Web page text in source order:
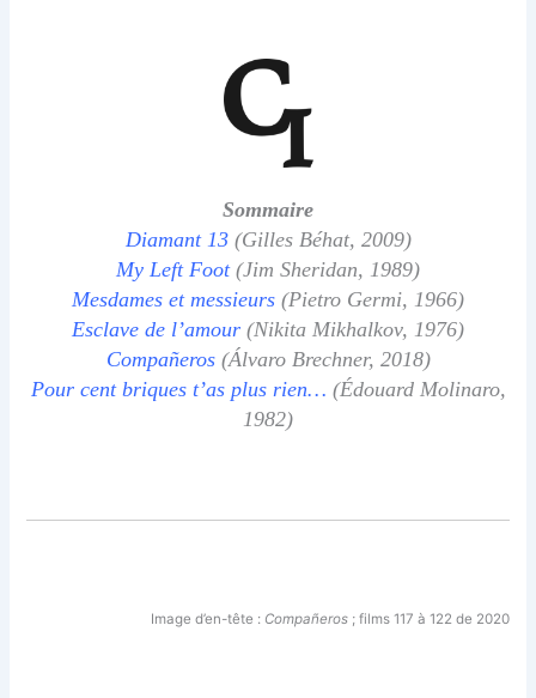
Sommaire
Diamant 13 (Gilles Béhat, 2009)
My Left Foot(Jim Sheridan, 1989)
Mesdames et messieurs (Pietro Germi, 1966)
Esclave de l’amour (Nikita Mikhalkov, 1976)
Compañeros (Álvaro Brechner, 2018)
Pour cent briques t’as plus rien… (Édouard Molinaro,
1982)
Image d’en-tête : Compañeros ; films 117 à 122 de 2020